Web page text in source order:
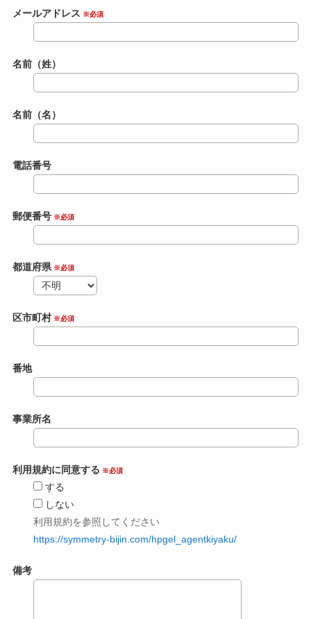
メールアドレス ※必須
名前（姓）
名前（名）
電話番号
郵便番号※必須
都道府県※必須
区市町村※必須
番地
事業所名
利用規約に同意する ※必須
する
しない
利用規約を参照してください
https://symmetry-bijin.com/hpgel_agentkiyaku/
備考